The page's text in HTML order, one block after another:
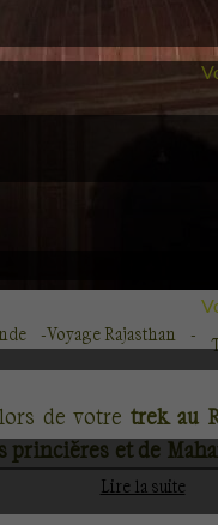
Voyage Rajasthan
de votre trek au
et de
Lire la suite